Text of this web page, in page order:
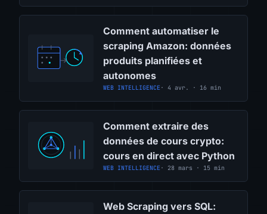
Comment automatiser le
scraping Amazon: données
produits planifiées et
autonomes
WEB INTELLIGENCE · 4 avr. · 16 min
Comment extraire des
données de cours crypto:
cours en direct avec Python
WEB INTELLIGENCE · 28 mars · 15 min
Web Scraping vers SQL: